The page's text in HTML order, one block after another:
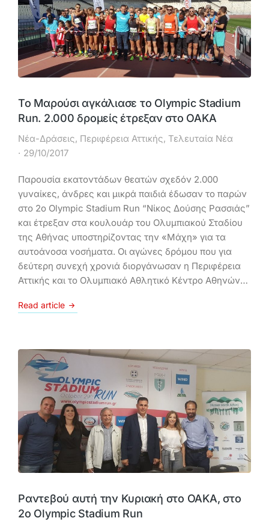
Το Μαρούσι αγκάλιασε το Olympic Stadium
Run. 2.000 δρομείς έτρεξαν στο ΟΑΚΑ
Νέα-Δράσεις, Περιφέρεια Αττικής, Τελευταία Νέα
29/10/2017
Παρουσία εκατοντάδων θεατών σχεδόν 2.000
γυναίκες, άνδρες και μικρά παιδιά έδωσαν το παρών
στο 2ο Olympic Stadium Run “Νίκος Δούσης Ρασσιάς”
και έτρεξαν στα κουλουάρ του Ολυμπιακού Σταδίου
της Αθήνας υποστηρίζοντας την «Μάχη» για τα
αυτοάνοσα νοσήματα. Οι αγώνες δρόμου που για
δεύτερη συνεχή χρονιά διοργάνωσαν η Περιφέρεια
Αττικής και το Ολυμπιακό Αθλητικό Κέντρο Αθηνών…
Read article
Ραντεβού αυτή την Κυριακή στο ΟΑΚΑ, στο
2o Olympic Stadium Run